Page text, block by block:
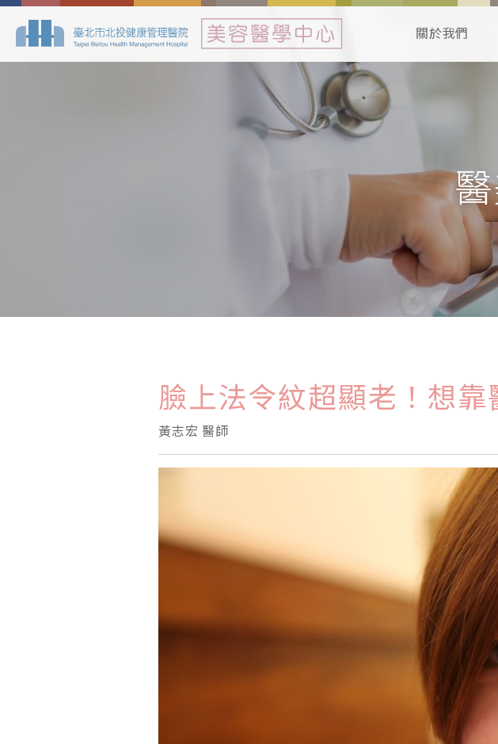
關於我們
臉上法令紋超顯老！想靠
黃志宏 醫師